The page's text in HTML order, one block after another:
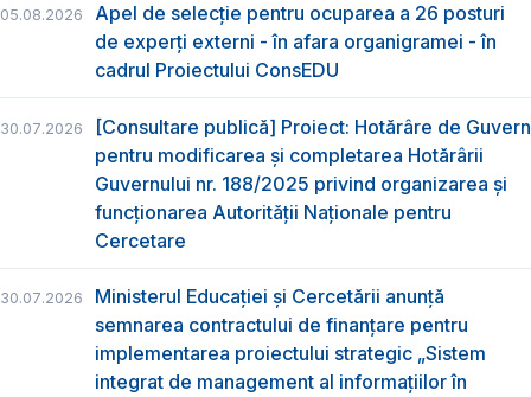
05.08.2026
Apel de selecție pentru ocuparea a 26 posturi
de experți externi - în afara organigramei - în
cadrul Proiectului ConsEDU
30.07.2026
[Consultare publică] Proiect: Hotărâre de Guvern
pentru modificarea și completarea Hotărârii
Guvernului nr. 188/2025 privind organizarea şi
funcţionarea Autorităţii Naţionale pentru
Cercetare
30.07.2026
Ministerul Educației și Cercetării anunță
semnarea contractului de finanțare pentru
implementarea proiectului strategic „Sistem
integrat de management al informațiilor în